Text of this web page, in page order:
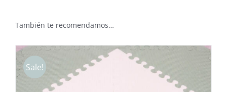
También te recomendamos…
Sale!